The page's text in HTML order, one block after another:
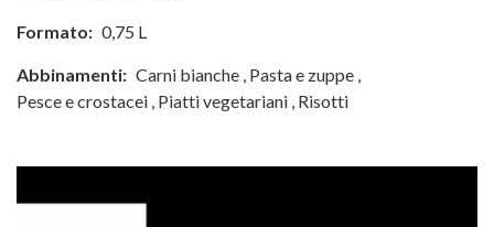
Formato: 0,75 L
Abbinamenti: Carni bianche , Pasta e zuppe ,
Pesce e crostacei , Piatti vegetariani , Risotti